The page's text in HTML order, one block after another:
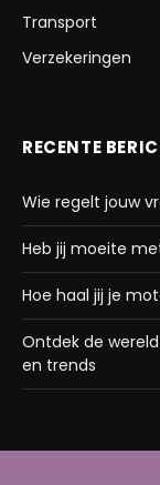
Transport
Verzekeringen
RECENTE
Wie regelt jouw
Heb jij moeite
Hoe haal jij je
Ontdek de
en trends